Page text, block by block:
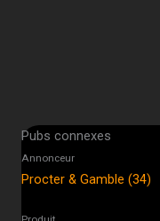
Pubs connexes
Annonceur
Procter & Gamble (34)